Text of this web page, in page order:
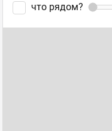
что рядом?